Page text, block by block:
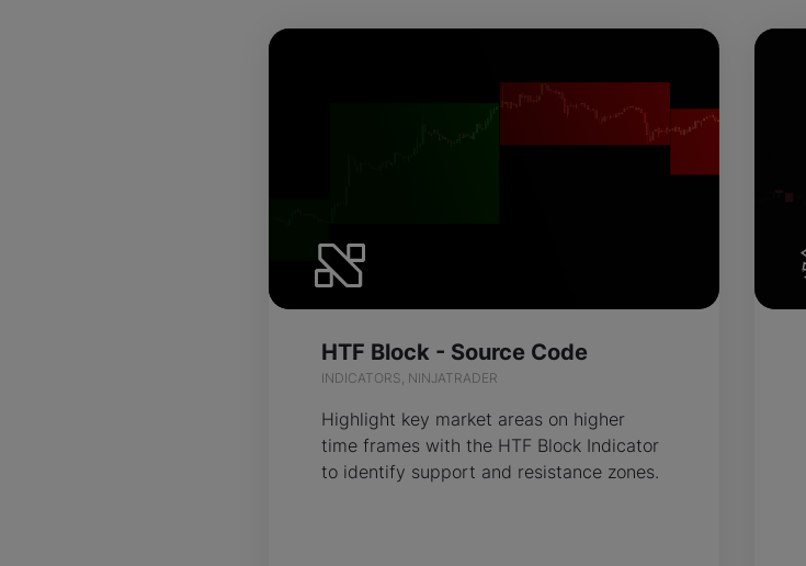
HTF Block - Source Code
INDICATORS, NINJATRADER
Highlight key market areas on higher
time frames with the HTF Block Indicator
to identify support and resistance zones.